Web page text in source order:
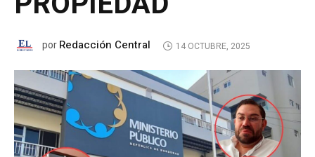
porRedacción Central 14 OCTUBRE, 2025